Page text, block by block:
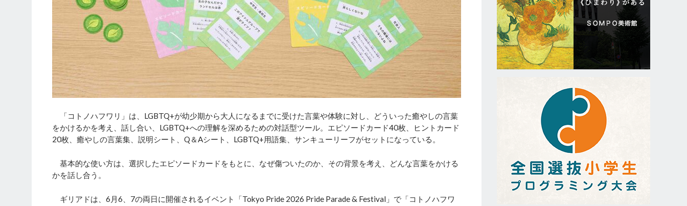
「コトノハフワリ」は、LGBTQ+が幼少期から大人になるまでに受けた言葉や体験に対し、どういった癒やしの言葉
をかけるかを考え、話し合い、LGBTQ+への理解を深めるための対話型ツール。エピソードカード40枚、ヒントカード
20枚、癒やしの言葉集、説明シート、Q＆Aシート、LGBTQ+用語集、サンキューリーフがセットになっている。
基本的な使い方は、選択したエピソードカードをもとに、なぜ傷ついたのか、その背景を考え、どんな言葉をかける
かを話し合う。
ギリアドは、6月6、7の両日に開催されるイベント「Tokyo Pride 2026 Pride Parade & Festival」で「コトノハフワ